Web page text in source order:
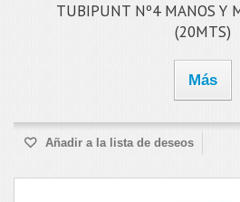
TUBIPUNT Nº4 MANOS Y
(20MTS)
Más
Añadir a la lista de deseos